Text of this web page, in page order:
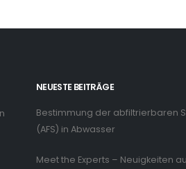
NEUESTE BEITRÄGE
Bestimmung der abfiltrierbaren
(AFS) in Abwasser
Meet the Experts – Neuigkeiten